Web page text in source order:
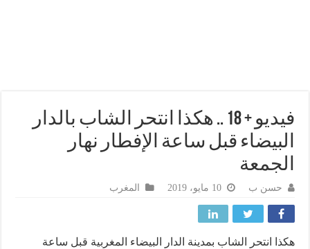
فيديو + 18 .. هكذا انتحر الشاب بالدار
قبل ساعة الإفطار نهار
حسن ب المغرب
انتحر الشاب بمدينة الدار البيضاء المغربية قبل ساعة